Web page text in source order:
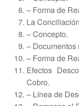
– Forma de
La
– Concepto.
– Documentos
– Forma de
Efectos
Cobro.
– Línea de